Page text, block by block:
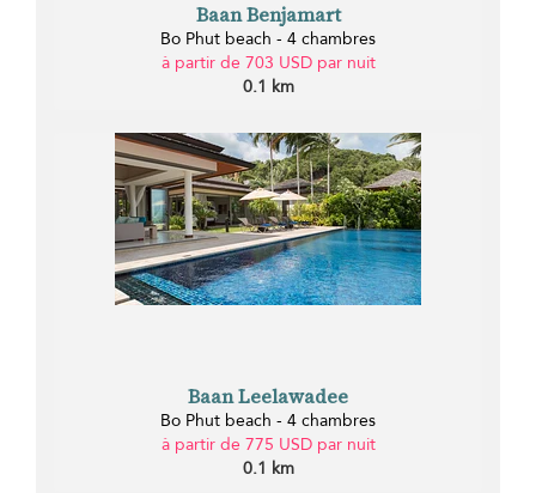
Baan Benjamart
Bo Phut beach - 4 chambres
à partir de 703 USD par nuit
0.1 km
Baan Leelawadee
Bo Phut beach - 4 chambres
à partir de 775 USD par nuit
0.1 km